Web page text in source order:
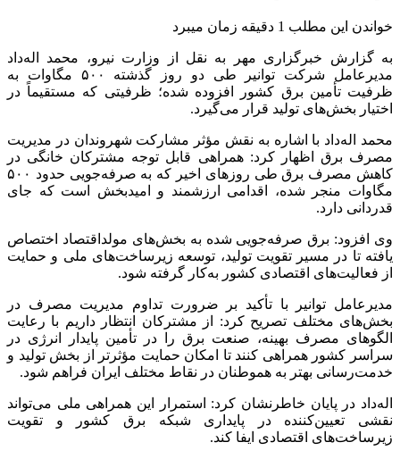
خواندن این مطلب 1 دقیقه زمان میبرد
به گزارش خبرگزاری مهر به نقل از وزارت نیرو، محمد اله‌داد
مدیرعامل شرکت توانیر طی دو روز گذشته ۵۰۰ مگاوات به
ظرفیت تأمین برق کشور افزوده شده؛ ظرفیتی که مستقیماً در
اختیار بخش‌های تولید قرار می‌گیرد.
محمد اله‌داد با اشاره به نقش مؤثر مشارکت شهروندان در مدیریت
مصرف برق اظهار کرد: همراهی قابل توجه مشترکان خانگی در
کاهش مصرف برق طی روزهای اخیر که به صرفه‌جویی حدود ۵۰۰
مگاوات منجر شده، اقدامی ارزشمند و امیدبخش است که جای
قدردانی دارد.
وی افزود: برق صرفه‌جویی‌ شده به بخش‌های مولداقتصاد اختصاص
یافته تا در مسیر تقویت تولید، توسعه زیرساخت‌های ملی و حمایت
از فعالیت‌های اقتصادی کشور به‌کار گرفته شود.
مدیرعامل توانیر با تأکید بر ضرورت تداوم مدیریت مصرف در
بخش‌های مختلف تصریح کرد: از مشترکان انتظار داریم با رعایت
الگوهای مصرف بهینه، صنعت برق را در تأمین پایدار انرژی در
سراسر کشور همراهی کنند تا امکان حمایت مؤثرتر از بخش تولید و
خدمت‌رسانی بهتر به هموطنان در نقاط مختلف ایران فراهم شود.
اله‌داد در پایان خاطرنشان کرد: استمرار این همراهی ملی می‌تواند
نقشی تعیین‌کننده در پایداری شبکه برق کشور و تقویت
زیرساخت‌های اقتصادی ایفا کند.